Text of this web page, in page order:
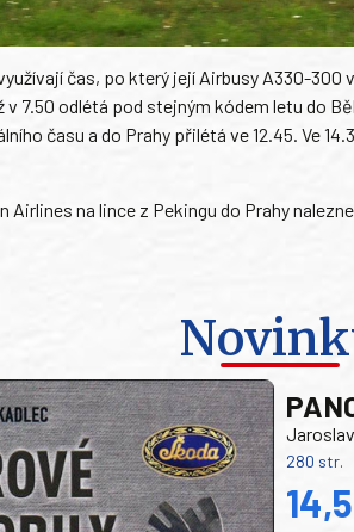
čas, po který její Airbusy A330-300
v 7.50 odlétá pod stejným kódem letu do
času a do Prahy přilétá ve 12.45. Ve
Airlines na lince z Pekingu do Prahy
280 str.